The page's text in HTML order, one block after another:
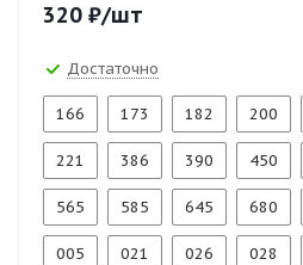
320 ₽/шт
Достаточно
166 173 182 200
221 386 390 450
565 585 645 680
005 021 026 028